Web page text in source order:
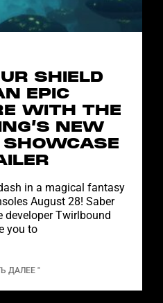
SHIELD
EPIC
WITH THE
NEW
in a magical fantasy
August 28! Saber
developer Twirlbound
you to
ДАЛЕЕ "